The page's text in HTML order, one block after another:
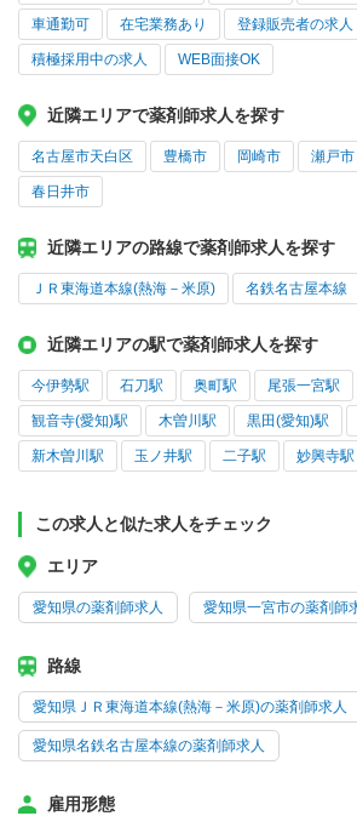
車通勤可 在宅業務あり 登録販売者の求人
積極採用中の求人 WEB面接OK
近隣エリアで薬剤師求人を探す
名古屋市天白区 豊橋市 岡崎市 瀬戸市
春日井市
近隣エリアの路線で薬剤師求人を探す
ＪＲ東海道本線(熱海－米原) 名鉄名古屋本線
近隣エリアの駅で薬剤師求人を探す
今伊勢駅 石刀駅 奥町駅 尾張一宮駅
観音寺(愛知)駅 木曽川駅 黒田(愛知)駅
新木曽川駅 玉ノ井駅 二子駅 妙興寺駅
この求人と似た求人をチェック
エリア
愛知県の薬剤師求人 愛知県一宮市の薬剤師
路線
愛知県ＪＲ東海道本線(熱海－米原)の薬剤師求人
愛知県名鉄名古屋本線の薬剤師求人
雇用形態